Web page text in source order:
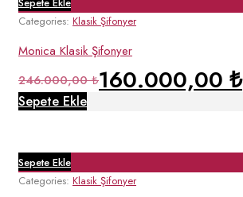
Sepete Ekle
Categories: Klasik Şifonyer
Monica Klasik Şifonyer
246.000,00₺160.000,00₺
Sepete Ekle
Sepete Ekle
Categories: Klasik Şifonyer